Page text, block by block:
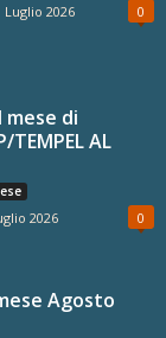
Luglio 2026 0
mese di
TEMPEL AL
2026 0
Agosto